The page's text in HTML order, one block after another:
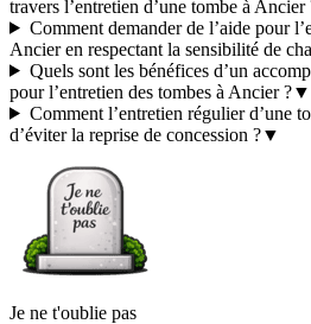
travers l’entretien d’une tombe à Ancier
Comment demander de l’aide pour
Ancier en respectant la sensibilité de
Quels sont les bénéfices d’un
pour l’entretien des tombes à Ancier ?▼
Comment l’entretien régulier d’une
d’éviter la reprise de concession ?▼
Je ne t'oublie pas